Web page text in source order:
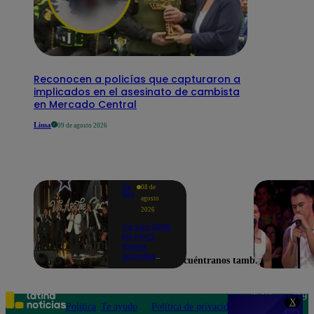
X
Reconocen a policías que capturaron a
implicados en el asesinato de cambista
en Mercado Central
Lima 09 de agosto 2026
Yo
Soy
08 de
agosto
2026
Yo Soy 2026
EN VIVO:
Nueve
grandes
Soy con “We
Are the
Encuéntranos también en
Política Te ayudo
Política de privacidad
Teléfono: 219